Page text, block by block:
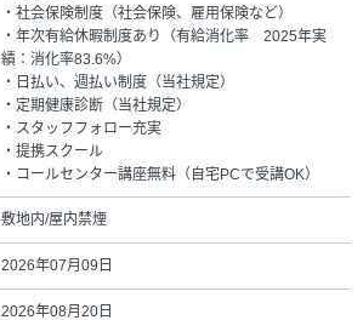
・社会保険制度（社会保険、雇用保険など）
・年次有給休暇制度あり（有給消化率 2025年実
績：消化率83.6%）
・日払い、週払い制度（当社規定）
・定期健康診断（当社規定）
・スタッフフォロー充実
・提携スクール
・コールセンター講座無料（自宅PCで受講OK）
敷地内/屋内禁煙
2026年07月09日
2026年08月20日